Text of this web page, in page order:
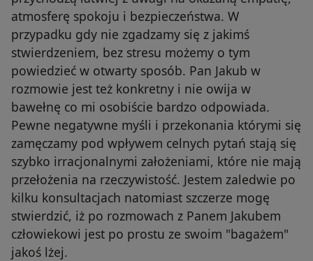
atmosferę spokoju i bezpieczeństwa. W
przypadku gdy nie zgadzamy się z jakimś
stwierdzeniem, bez stresu możemy o tym
powiedzieć w otwarty sposób. Pan Jakub w
rozmowie jest też konkretny i nie owija w
bawełnę co mi osobiście bardzo odpowiada.
Pewne negatywne myśli i przekonania którymi się
zamęczamy pod wpływem celnych pytań stają się
szybko irracjonalnymi założeniami, które nie mają
przełożenia na rzeczywistość. Jestem zaledwie po
kilku konsultacjach natomiast szczerze mogę
stwierdzić, iż po rozmowach z Panem Jakubem
człowiekowi jest po prostu ze swoim "bagażem"
jakoś lżej.